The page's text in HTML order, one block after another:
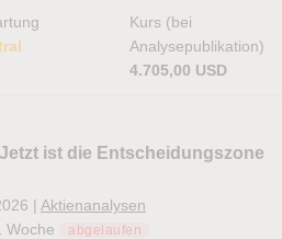
Kurs (bei
Analysepublikation)
4.705,00 USD
ist die Entscheidungszone
| Aktienanalysen
Woche abgelaufen